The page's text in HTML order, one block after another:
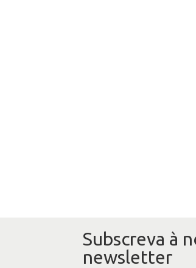
Subscreva à
newsletter